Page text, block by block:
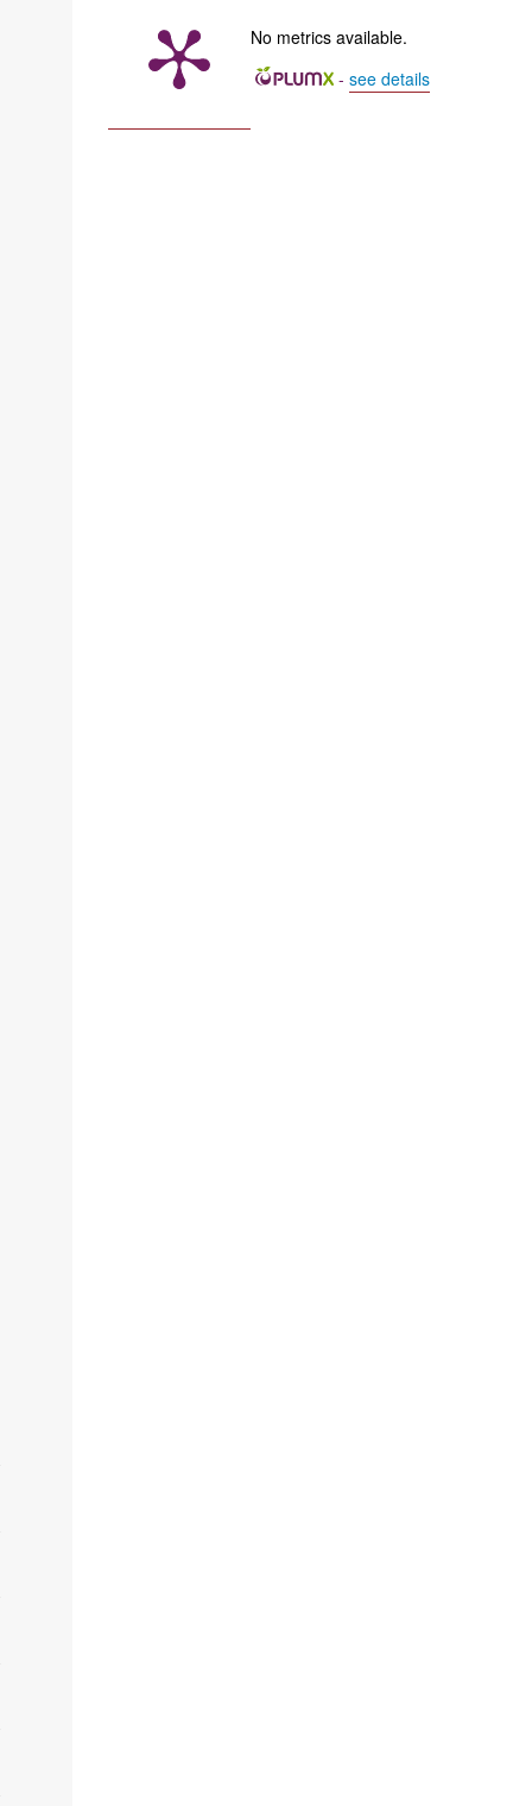
No metrics available.
- see details